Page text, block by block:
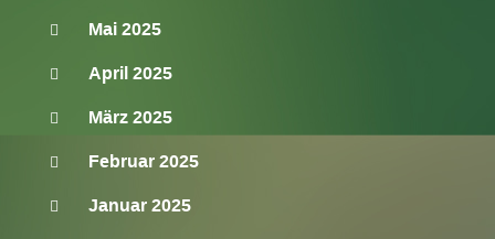
Mai 2025
April 2025
März 2025
Februar 2025
Januar 2025